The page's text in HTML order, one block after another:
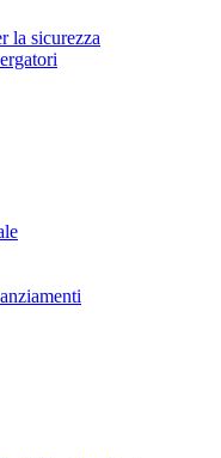
la sicurezza